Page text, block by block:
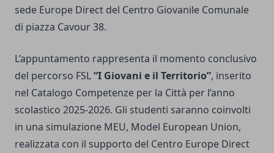
sede Europe Direct del Centro Giovanile Comunale
di piazza Cavour 38.
L’appuntamento rappresenta il momento conclusivo
del percorso FSL“I Giovani e il Territorio”, inserito
nel Catalogo Competenze per la Città per l’anno
scolastico 2025-2026. Gli studenti saranno coinvolti
in una simulazione MEU, Model European Union,
realizzata con il supporto del Centro Europe Direct